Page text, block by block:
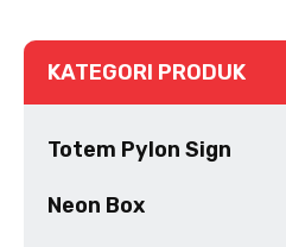
KATEGORI PRODUK
Totem Pylon Sign
Neon Box